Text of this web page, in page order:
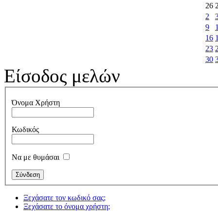
26
2
9
16
23
30
Είσοδος μελών
Όνομα Χρήστη
Κωδικός
Να με θυμάσαι
Ξεχάσατε τον κωδικό σας;
Ξεχάσατε το όνομα χρήστη;